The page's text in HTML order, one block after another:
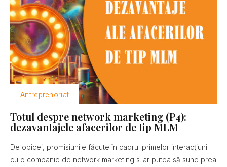
Antreprenoriat
Totul despre network marketing (P4):
dezavantajele afacerilor de tip MLM
De obicei, promisiunile făcute în cadrul primelor interacţiuni
cu o companie de network marketing s-ar putea să sune prea